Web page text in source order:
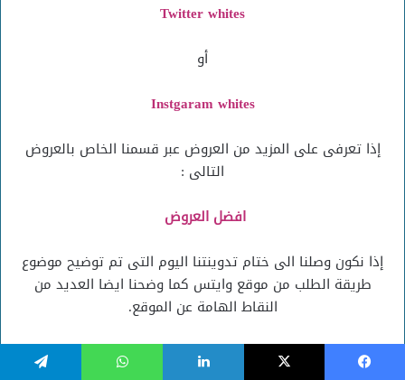
Twitter whites
أو
Instgaram whites
إذا تعرفى على المزيد من العروض عبر قسمنا الخاص بالعروض
التالى :
افضل العروض
إذا نكون وصلنا الى ختام تدوينتنا اليوم التى تم توضيح موضوع
طريقة الطلب من موقع وايتس كما وضحنا ايضا العديد من
النقاط الهامة عن الموقع.
كما تابعى ايضا المستجدات فى عالم التسوق عبر قروباتنا الآتية
: